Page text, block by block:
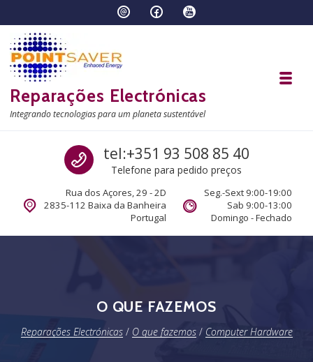
Reparações Electrónicas
Integrando tecnologias para um planeta sustentável
Call us
tel:+351 93 508 85 40
Telefone para pedido preços
Rua dos Açores, 29 - 2D
2835-112 Baixa da Banheira
Portugal
Seg.-Sext 9:00-19:00
Sab 9:00-13:00
Domingo - Fechado
O QUE FAZEMOS
Reparações Electrónicas/ O que fazemos/ Computer Hardware